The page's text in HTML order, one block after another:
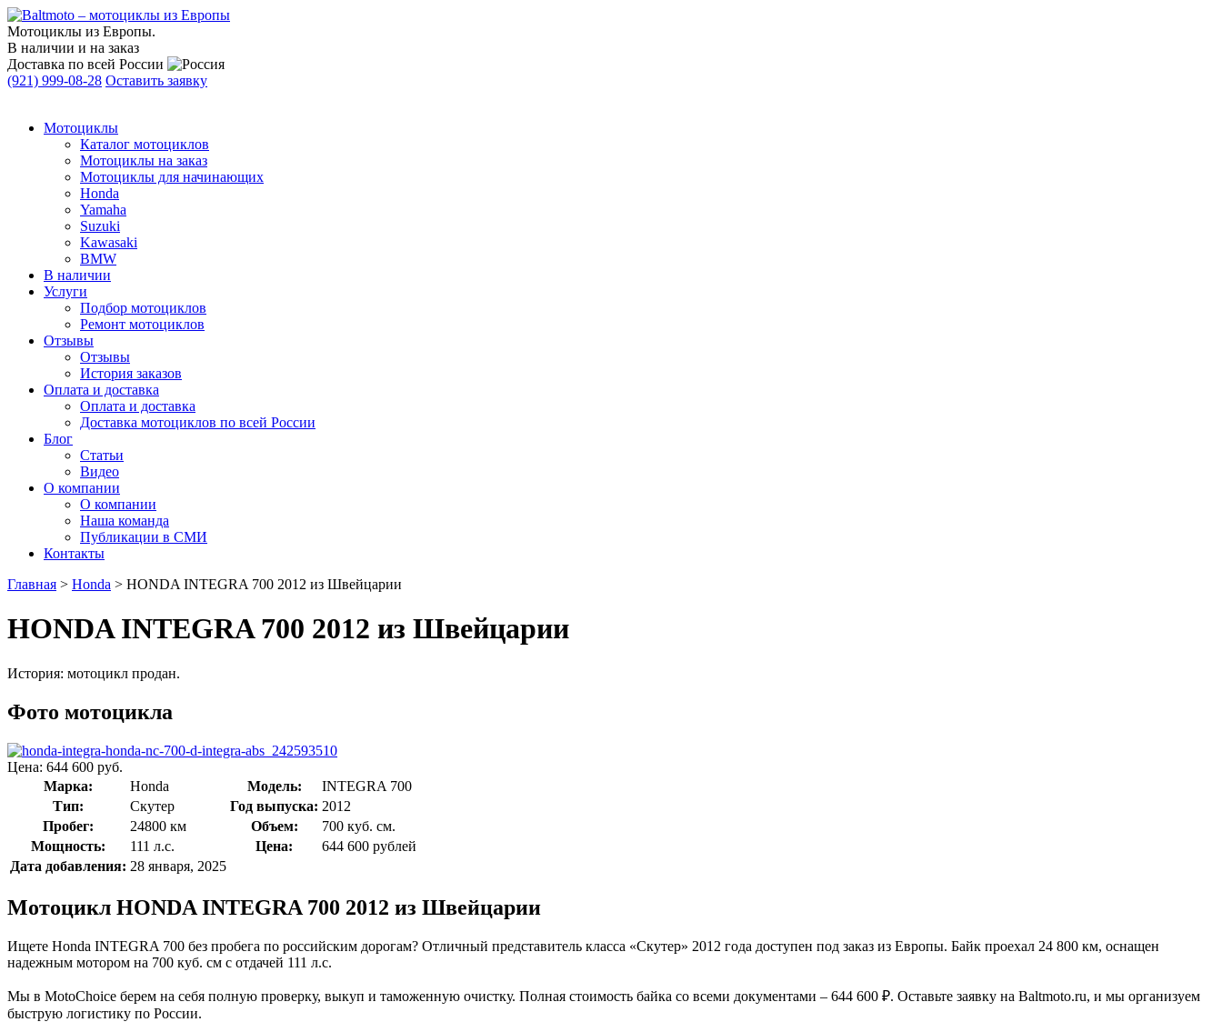
Мотоциклы из Европы.
В наличии и на заказ
Доставка по всей России
(921) 999-08-28 Оставить заявку
Мотоциклы
Каталог мотоциклов
Мотоциклы на заказ
Мотоциклы для начинающих
Honda
Yamaha
Suzuki
Kawasaki
BMW
В наличии
Услуги
Подбор мотоциклов
Ремонт мотоциклов
Отзывы
Отзывы
История заказов
Оплата и доставка
Оплата и доставка
Доставка мотоциклов по всей России
Блог
Статьи
Видео
О компании
О компании
Наша команда
Публикации в СМИ
Контакты
Главная > Honda > HONDA INTEGRA 700 2012 из Швейцарии
HONDA INTEGRA 700 2012 из Швейцарии
История: мотоцикл продан.
Фото мотоцикла
Цена: 644 600 руб.
Марка:
Honda Модель:
INTEGRA 700
Тип:
Скутер Год выпуска: 2012
Пробег:
24800 км Объем:
700 куб. см.
Мощность:
111 л.с. Цена: 644 600 рублей
Дата добавления: 28 января, 2025
Мотоцикл HONDA INTEGRA 700 2012 из Швейцарии
Ищете Honda INTEGRA 700 без пробега по российским дорогам? Отличный представитель класса «Скутер» 2012 года доступен под заказ из Европы. Байк проехал 24 800 км, оснащен
надежным мотором на 700 куб. см с отдачей 111 л.с.
Мы в MotoChoice берем на себя полную проверку, выкуп и таможенную очистку. Полная стоимость байка со всеми документами – 644 600 ₽. Оставьте заявку на Baltmoto.ru, и мы организуем
быструю логистику по России.